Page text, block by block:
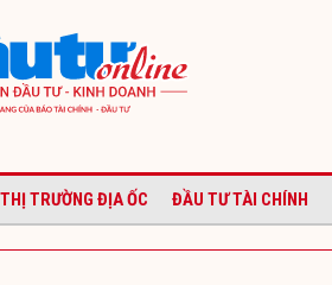
THỊ TRƯỜNG ĐỊA ỐC ĐẦU TƯ TÀI CHÍNH